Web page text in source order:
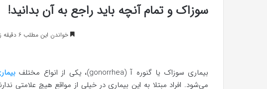
سوزاک و تمام آنچه باید راجع به آن بدانید!
خواندن این مطلب 6 دقیقه زمان میبرد
بیماری سوزاک یا گنوره آ (gonorrhea)، یکی از انواع مختلف
می‌شود. افراد مبتلا به این بیماری در خیلی از مواقع هیچ علامتی